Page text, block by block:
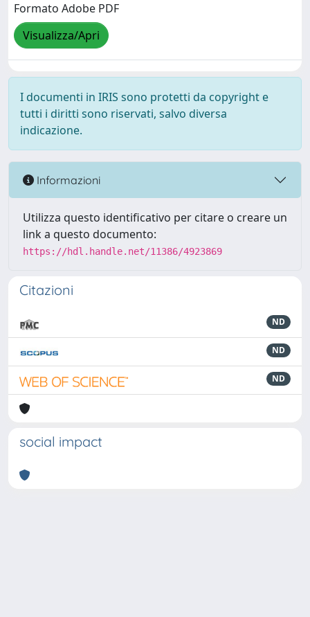
Formato Adobe PDF
Visualizza/Apri
I documenti in IRIS sono protetti da copyright e
tutti i diritti sono riservati, salvo diversa
indicazione.
Informazioni
Utilizza questo identificativo per citare o creare un
link a questo documento:
https://hdl.handle.net/11386/4923869
Citazioni
ND
ND
ND
social impact